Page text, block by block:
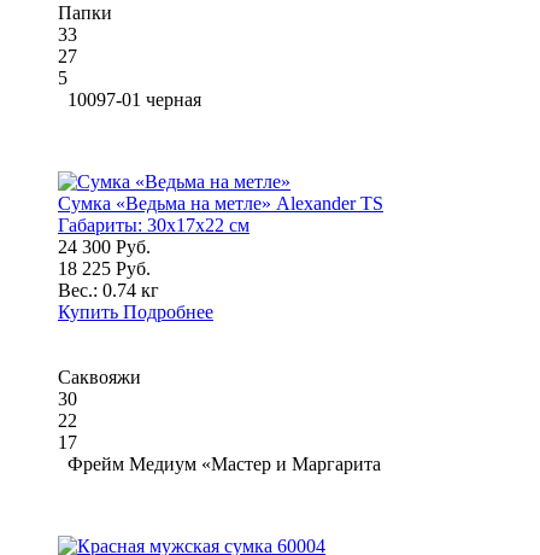
Папки
33
27
5
10097-01 черная
Сумка «Ведьма на метле» Alexander TS
Габариты: 30x17x22 см
24 300 Руб.
18 225 Руб.
Вес.: 0.74 кг
Купить Подробнее
Саквояжи
30
22
17
Фрейм Медиум «Мастер и Маргарита